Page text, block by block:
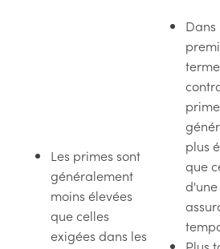
Les primes sont
généralement
moins élevées
que celles
exigées dans les
Dans
plus
que
d'une